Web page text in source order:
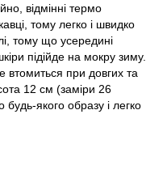
відмінні термо
тому легко і швидко
тому що усередині
підійде на мокру зиму.
втомиться при довгих та
12 см (заміри 26
будь-якого образу і легко